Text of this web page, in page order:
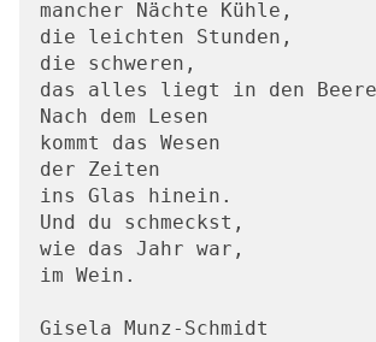
mancher Nächte Kühle,
die leichten Stunden,
die schweren,
das alles liegt in den
Nach dem Lesen
kommt das Wesen
der Zeiten
ins Glas hinein.
Und du schmeckst,
wie das Jahr war,
im Wein.